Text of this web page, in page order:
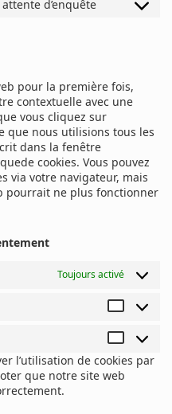
d’enquête
pour la première fois,
contextuelle avec une
vous cliquez sur
que nous utilisions tous les
dans la fenêtre
cookies. Vous pouvez
via votre navigateur, mais
pourrait ne plus fonctionner
Toujours activé
l’utilisation de cookies par
que notre site web